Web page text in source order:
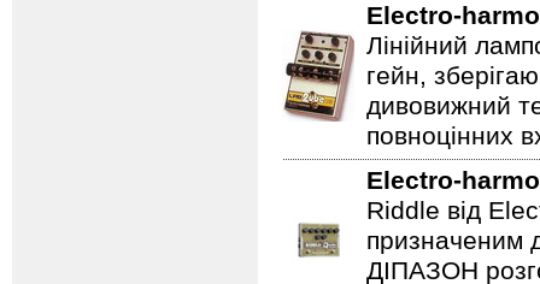
Electro-
Лінійний
гейн,
дивовижний
повноцінних
Electro-
Riddle від
призначеним
ДІПАЗОН